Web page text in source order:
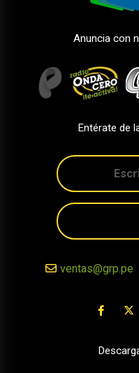
Anuncia con
Entérate de
ventas@grp.pe